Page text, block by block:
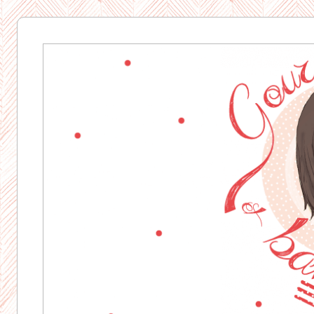
& Bavardages